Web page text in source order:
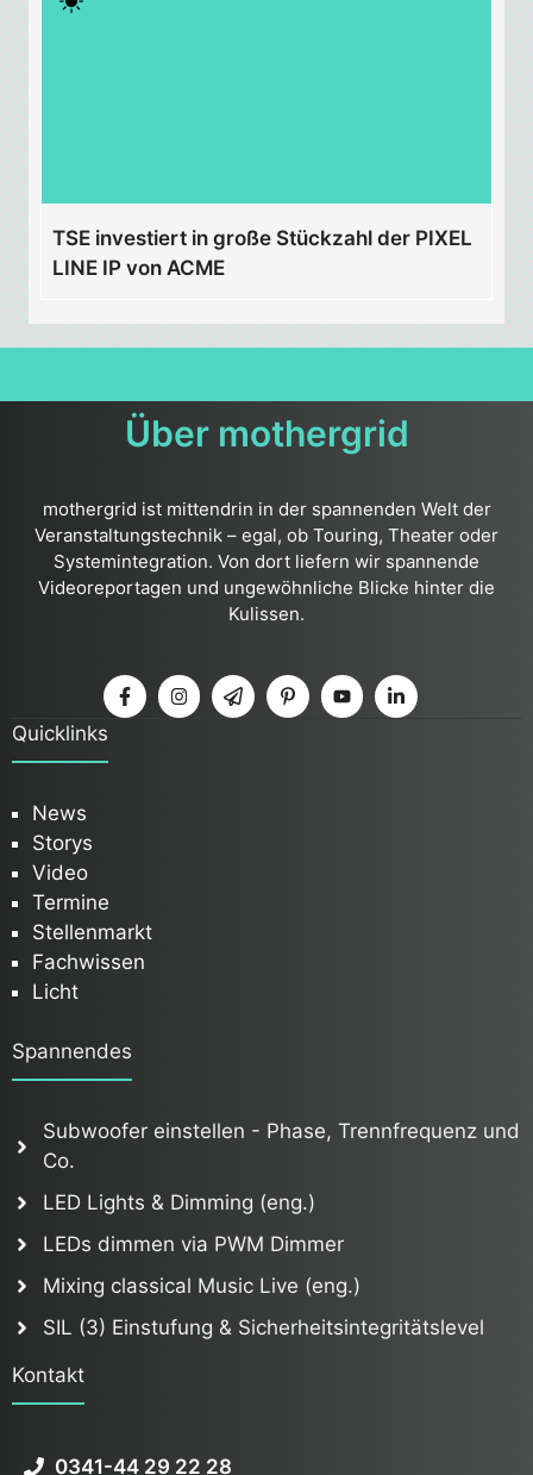
TSE investiert in große Stückzahl der PIXEL
LINE IP von ACME
Über mothergrid
mothergrid ist mittendrin in der spannenden Welt der
Veranstaltungstechnik – egal, ob Touring, Theater oder
Systemintegration. Von dort liefern wir spannende
Videoreportagen und ungewöhnliche Blicke hinter die
Kulissen.
Quicklinks
News
Storys
Video
Termine
Stellenmarkt
Fachwissen
Licht
Spannendes
Subwoofer einstellen - Phase, Trennfrequenz und
Co.
LED Lights & Dimming (eng.)
LEDs dimmen via PWM Dimmer
Mixing classical Music Live (eng.)
SIL (3) Einstufung & Sicherheitsintegritätslevel
Kontakt
0341-44 29 22 28